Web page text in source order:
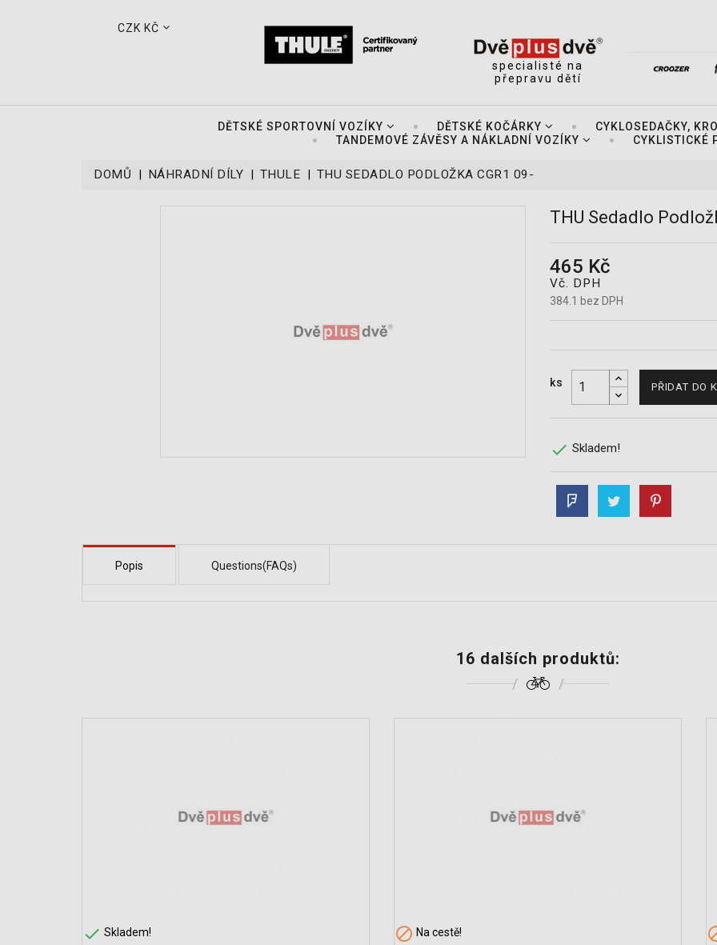
CZK KČ
specialisté na
přepravu dětí
DĚTSKÉ SPORTOVNÍ VOZÍKY DĚTSKÉ KOČÁRKY
CYKLOSEDAČKY,
TANDEMOVÉ ZÁVĚSY A NÁKLADNÍ VOZÍKY
CYKLISTICKÉ
DOMŮ NÁHRADNÍ DÍLY THULE THU SEDADLO PODLOŽKA CGR1 09-
THU Sedadlo
465 Kč
Vč. DPH
384.1 bez DPH
ks PŘIDAT DO
 Skladem!
Popis Questions(FAQs)
16 dalších produktů:
 Skladem!  Na cestě!